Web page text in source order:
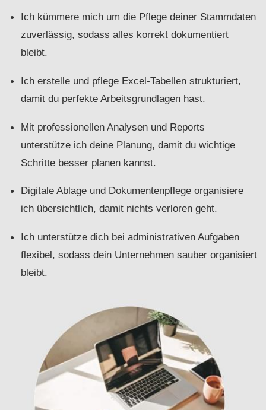
Ich kümmere mich um die Pflege deiner Stammdaten
zuverlässig, sodass alles korrekt dokumentiert
bleibt.
Ich erstelle und pflege Excel-Tabellen strukturiert,
damit du perfekte Arbeitsgrundlagen hast.
Mit professionellen Analysen und Reports
unterstütze ich deine Planung, damit du wichtige
Schritte besser planen kannst.
Digitale Ablage und Dokumentenpflege organisiere
ich übersichtlich, damit nichts verloren geht.
Ich unterstütze dich bei administrativen Aufgaben
flexibel, sodass dein Unternehmen sauber organisiert
bleibt.